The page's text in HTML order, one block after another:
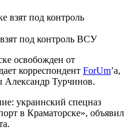
под контроль ВСУ
освобожден от
корреспондент ForUm’a,
Александр Турчинов.
украинский спецназ
в Краматорске», объявил